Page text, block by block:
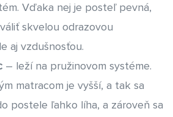
Vďaka nej je posteľ pevná,
skvelou odrazovou
aj vzdušnosťou.
– leží na pružinovom systéme.
matracom je vyšší, a tak sa
postele ľahko líha, a zároveň sa